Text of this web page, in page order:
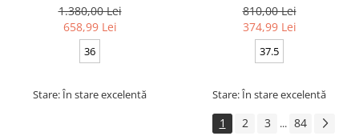
1.380,00 Lei
658,99 Lei
36
Stare: În stare excelentă
810,00 Lei
374,99 Lei
37.5
Stare: În stare excelentă
1 2 3 ... 84